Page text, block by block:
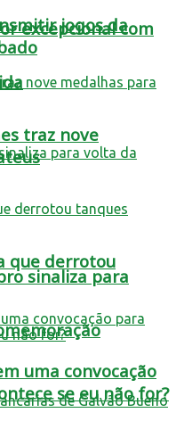
excepcional com
sinaliza para
jogos da
traz nove
que derrotou
uma convocação
se eu não for?